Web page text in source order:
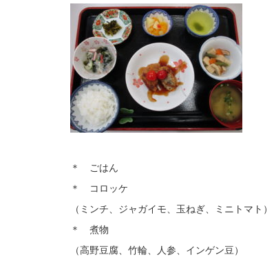
＊ ごはん
＊ コロッケ
（ミンチ、ジャガイモ、玉ねぎ、ミニトマト）
＊ 煮物
（高野豆腐、竹輪、人参、インゲン豆）